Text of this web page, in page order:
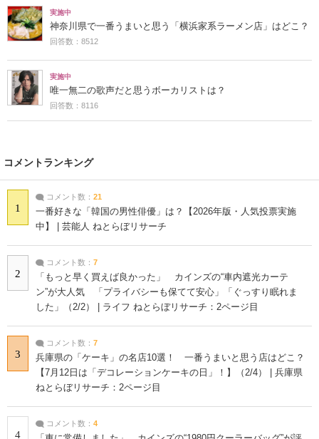
実施中
神奈川県で一番うまいと思う「横浜家系ラーメン店」はどこ？
回答数：8512
実施中
唯一無二の歌声だと思うボーカリストは？
回答数：8116
コメントランキング
1
コメント数： 21
一番好きな「韓国の男性俳優」は？【2026年版・人気投票実施
中】 | 芸能人 ねとらぼリサーチ
2
コメント数： 7
「もっと早く買えば良かった」 カインズの“車内遮光カーテ
ン”が大人気 「プライバシーも保てて安心」「ぐっすり眠れま
した」（2/2） | ライフ ねとらぼリサーチ：2ページ目
3
コメント数： 7
兵庫県の「ケーキ」の名店10選！ 一番うまいと思う店はどこ？
【7月12日は「デコレーションケーキの日」！】（2/4） | 兵庫県
ねとらぼリサーチ：2ページ目
4
コメント数： 4